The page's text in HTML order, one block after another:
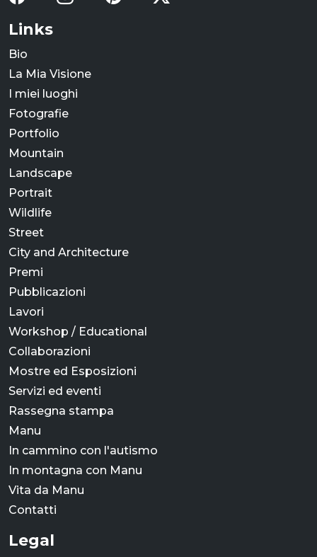
Links
Bio
La Mia Visione
I miei luoghi
Fotografie
Portfolio
Mountain
Landscape
Portrait
Wildlife
Street
City and Architecture
Premi
Pubblicazioni
Lavori
Workshop / Educational
Collaborazioni
Mostre ed Esposizioni
Servizi ed eventi
Rassegna stampa
Manu
In cammino con l'autismo
In montagna con Manu
Vita da Manu
Contatti
Legal